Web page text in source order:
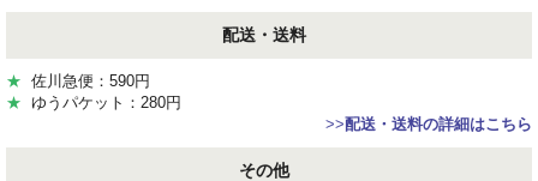
配送・送料
★ 佐川急便：590円
★ ゆうパケット：280円
>>配送・送料の詳細はこちら
その他